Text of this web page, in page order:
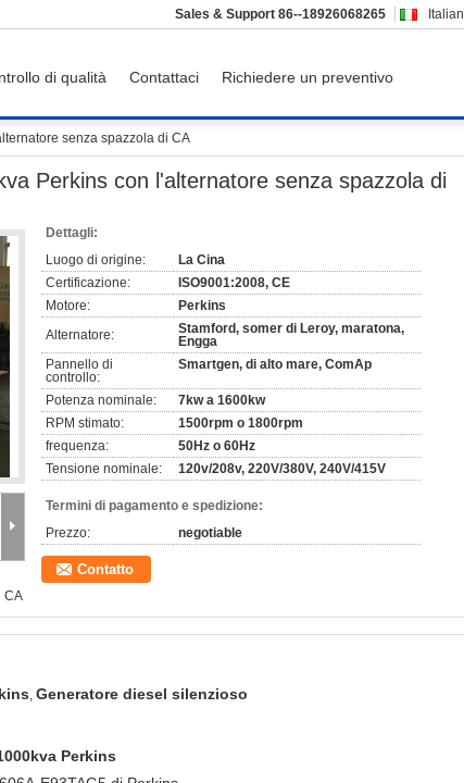
Italian
Sales & Support 86--18926068265
di qualità Contattaci Richiedere un preventivo
senza spazzola di CA
Perkins con l'alternatore senza spazzola di
CA
Dettagli:
Luogo di origine:
La Cina
Certificazione:
ISO9001:2008, CE
Motore:
Perkins
Alternatore:
Stamford, somer di Leroy, maratona,
Engga
Pannello di
controllo:
Smartgen, di alto mare, ComAp
Potenza nominale:
7kw a 1600kw
RPM stimato:
1500rpm o 1800rpm
frequenza:
50Hz o 60Hz
Tensione nominale:
120v/208v, 220V/380V, 240V/415V
Termini di pagamento e spedizione:
Prezzo:
negotiable
Contatto
, Generatore diesel silenzioso
Perkins